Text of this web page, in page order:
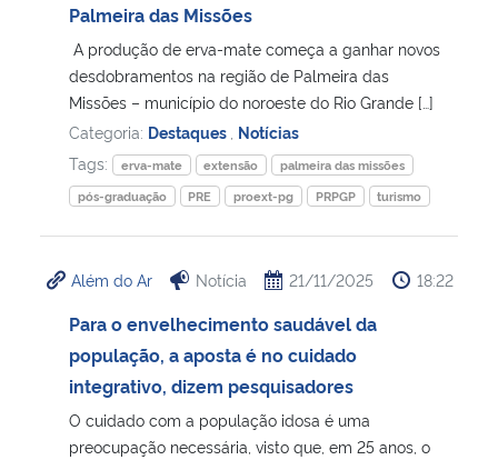
Palmeira das Missões
A produção de erva-mate começa a ganhar novos
desdobramentos na região de Palmeira das
Missões – município do noroeste do Rio Grande […]
Categoria: Destaques Notícias
Tags:
erva-mate extensão
palmeira das missões
pós-graduação
PRE proext-pg PRPGP turismo
Além do Ar Notícia 21/11/2025 18:22
Para o envelhecimento saudável da
população, a aposta é no cuidado
integrativo, dizem pesquisadores
O cuidado com a população idosa é uma
preocupação necessária, visto que, em 25 anos, o